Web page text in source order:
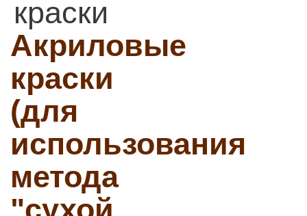
краски
Акриловые
краски
(для
использования
метода
"сухой